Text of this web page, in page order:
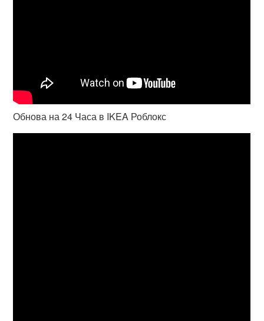
Обнова на 24 Часа в IKEA Роблокс